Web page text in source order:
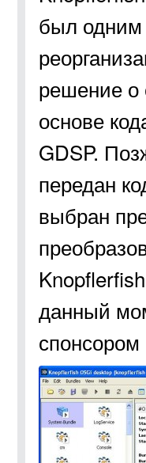
был одним
решение о
основе
GDSP.
передан
выбран
данный
спонсором